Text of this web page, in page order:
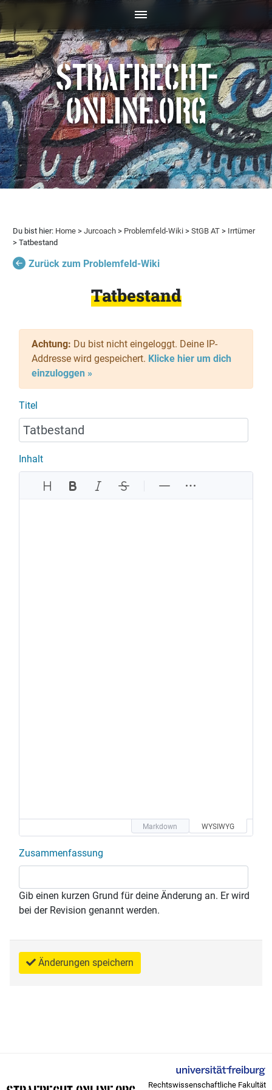
STRAFRECHT-
ONLINE.ORG
Du bist hier: Home >Jurcoach > Problemfeld-Wiki >StGB AT > Irrtümer
> Tatbestand
Zurück zum Problemfeld-Wiki
Tatbestand
Achtung: Du bist nicht eingeloggt. Deine IP-
Addresse wird gespeichert. Klicke hier um dich
einzuloggen »
Titel
Inhalt
Markdown WYSIWYG
Zusammenfassung
Gib einen kurzen Grund für deine Änderung an. Er wird
bei der Revision genannt werden.
Änderungen speichern
Rechtswissenschaftliche Fakultät